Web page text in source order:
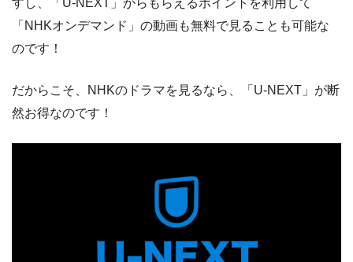
すし、「U-NEXT」からもらえるポイントを利用して
「NHKオンデマンド」の動画も無料で見ることも可能な
のです！
だからこそ、NHKのドラマを見るなら、「U-NEXT」が断
然お得なのです！